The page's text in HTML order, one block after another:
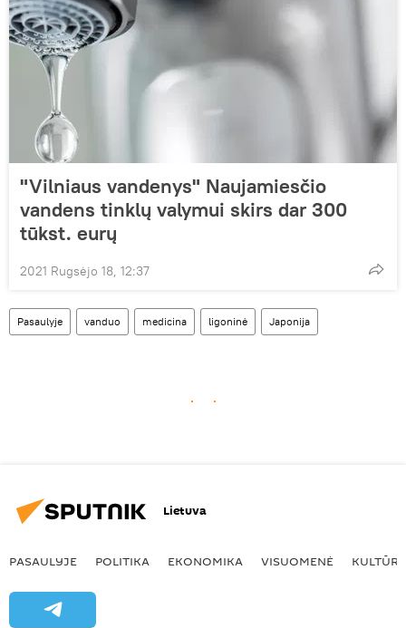
"Vilniaus vandenys" Naujamiesčio
vandens tinklų valymui skirs dar 300
tūkst. eurų
2021 Rugsėjo 18, 12:37
Pasaulyje vanduo medicina ligoninė Japonija
Lietuva
PASAULYJE POLITIKA EKONOMIKA VISUOMENĖ KULTŪRA